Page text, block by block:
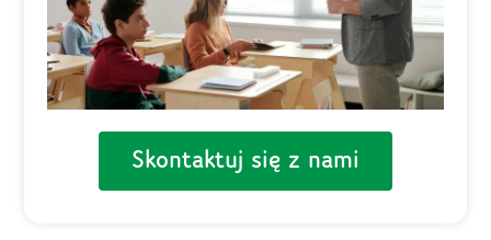
Skontaktuj się z nami